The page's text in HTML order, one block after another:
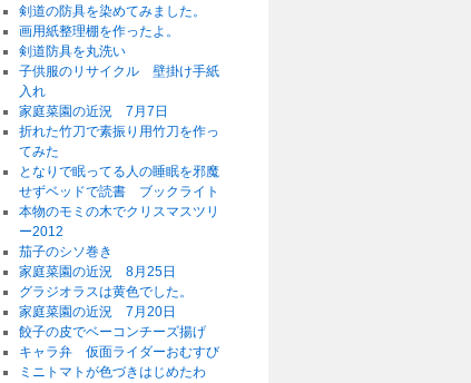
剣道の防具を染めてみました。
画用紙整理棚を作ったよ。
剣道防具を丸洗い
子供服のリサイクル 壁掛け手紙
入れ
家庭菜園の近況 7月7日
折れた竹刀で素振り用竹刀を作っ
てみた
となりで眠ってる人の睡眠を邪魔
せずベッドで読書 ブックライト
本物のモミの木でクリスマスツリ
ー2012
茄子のシソ巻き
家庭菜園の近況 8月25日
グラジオラスは黄色でした。
家庭菜園の近況 7月20日
餃子の皮でベーコンチーズ揚げ
キャラ弁 仮面ライダーおむすび
ミニトマトが色づきはじめたわ